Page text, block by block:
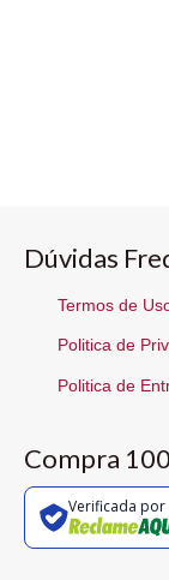
Dúvidas
Termos de
Politica de
Politica de
Compra
Verificada por